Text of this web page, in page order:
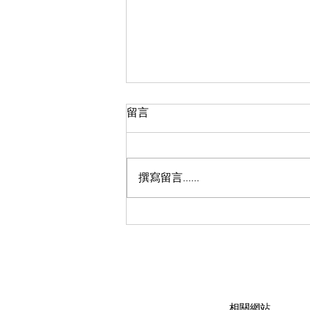
留言
撰寫留言......